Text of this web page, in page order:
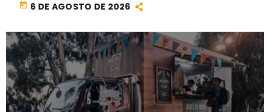
today 6 DE AGOSTO DE 2026